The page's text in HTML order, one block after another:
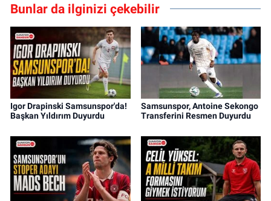
Bunlar da ilginizi çekebilir
Igor Drapinski Samsunspor'da!
Başkan Yıldırım Duyurdu
Samsunspor, Antoine Sekongo
Transferini Resmen Duyurdu